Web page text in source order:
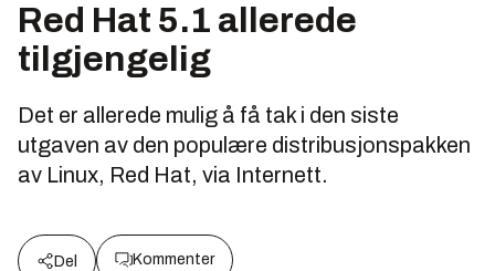
Red Hat 5.1 allerede
tilgjengelig
Det er allerede mulig å få tak i den siste
utgaven av den populære distribusjonspakken
av Linux, Red Hat, via Internett.
Del Kommenter